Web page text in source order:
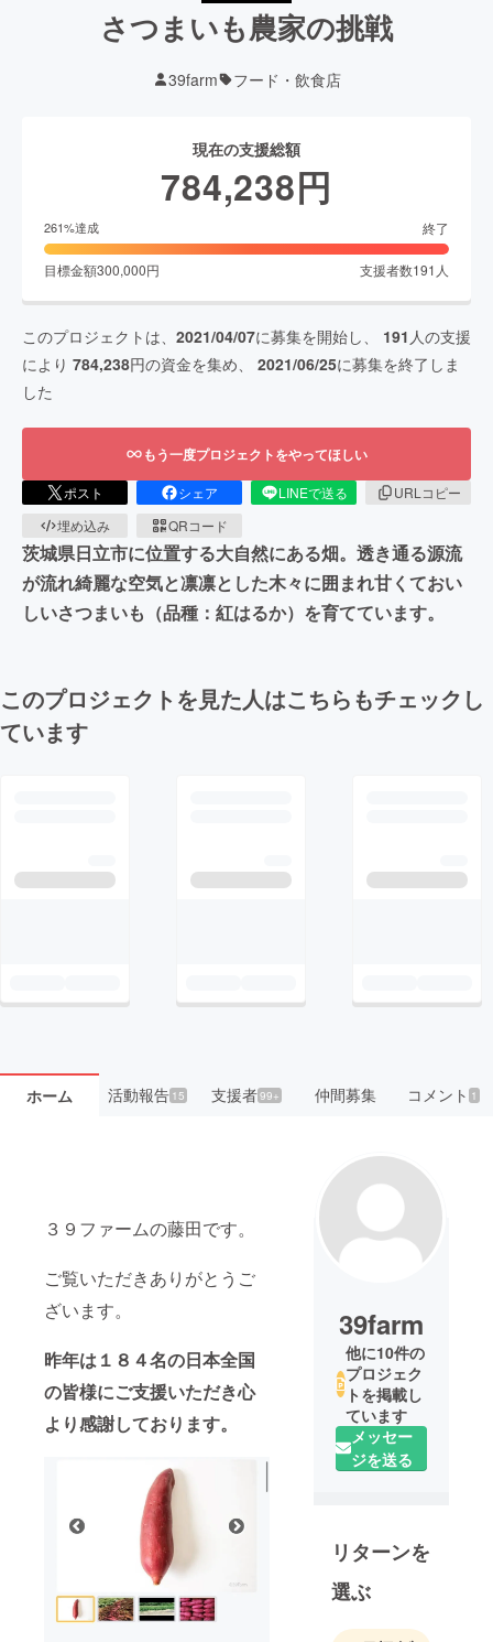
さつまいも農家の挑戦
39farm フード・飲食店
現在の支援総額
784,238円
261%達成 終了
目標金額300,000円 支援者数191 人
このプロジェクトは、 2021/04/07に募集を開始し、 191 人の支援
により 784,238円の資金を集め、 2021/06/25に募集を終了しま
した
もう一度プロジェクトをやってほしい
ポスト シェア LINEで送る
URLコピー
埋め込み
QRコード
茨城県日立市に位置する大自然にある畑。透き通る源流
が流れ綺麗な空気と凛凛とした木々に囲まれ甘くておい
しいさつまいも（品種：紅はるか）を育てています。
このプロジェクトを見た人はこちらもチェックし
ています
ホーム 活動報告15 支援者99+ 仲間募集 コメント 1
３９ファームの藤田です。
ご覧いただきありがとうご
ざいます。
昨年は１８４名の日本全国
の皆様にご支援いただき心
より感謝しております。
39farm
他に10件の
プロジェク
トを掲載し
ています
メッセー
ジを送る
リターンを
選ぶ